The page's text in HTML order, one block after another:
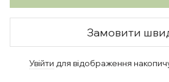
Замовити
Увійти для відображення